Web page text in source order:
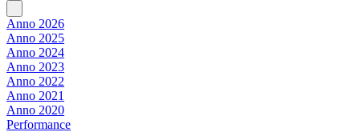
Anno 2026
Anno 2025
Anno 2024
Anno 2023
Anno 2022
Anno 2021
Anno 2020
Performance